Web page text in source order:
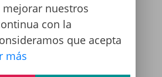
nuestros
con la
que acepta
más